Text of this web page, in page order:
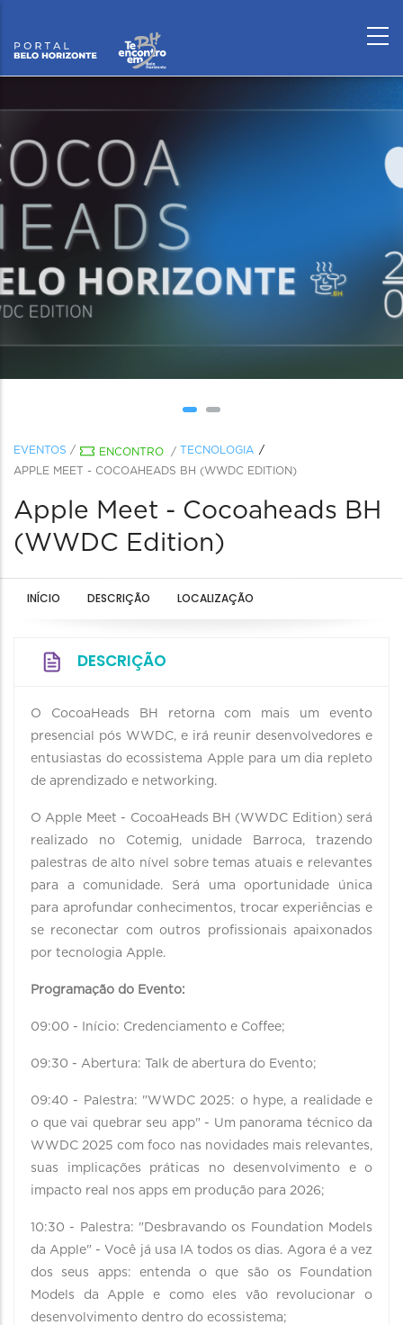
EVENTOS / ENCONTRO / TECNOLOGIA
APPLE MEET - COCOAHEADS BH (WWDC EDITION)
Apple Meet - Cocoaheads BH
(WWDC Edition)
INÍCIO DESCRIÇÃO LOCALIZAÇÃO
DESCRIÇÃO
O CocoaHeads BH retorna com mais um evento
presencial pós WWDC, e irá reunir desenvolvedores e
entusiastas do ecossistema Apple para um dia repleto
de aprendizado e networking.
O Apple Meet - CocoaHeads BH (WWDC Edition) será
realizado no Cotemig, unidade Barroca, trazendo
palestras de alto nível sobre temas atuais e relevantes
para a comunidade. Será uma oportunidade única
para aprofundar conhecimentos, trocar experiências e
se reconectar com outros profissionais apaixonados
por tecnologia Apple.
Programação do Evento:
09:00 - Início: Credenciamento e Coffee;
09:30 - Abertura: Talk de abertura do Evento;
09:40 - Palestra: "WWDC 2025: o hype, a realidade e
o que vai quebrar seu app" - Um panorama técnico da
WWDC 2025 com foco nas novidades mais relevantes,
suas implicações práticas no desenvolvimento e o
impacto real nos apps em produção para 2026;
10:30 - Palestra: "Desbravando os Foundation Models
da Apple" - Você já usa IA todos os dias. Agora é a vez
dos seus apps: entenda o que são os Foundation
Models da Apple e como eles vão revolucionar o
desenvolvimento dentro do ecossistema;